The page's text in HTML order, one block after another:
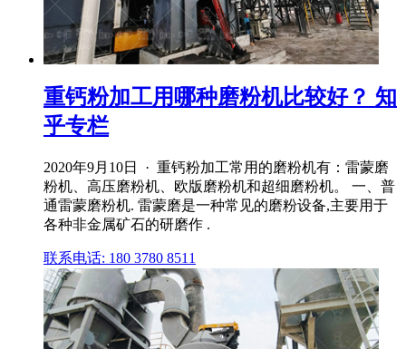
重钙粉加工用哪种磨粉机比较好？ 知
乎专栏
2020年9月10日 · 重钙粉加工常用的磨粉机有：雷蒙磨
粉机、高压磨粉机、欧版磨粉机和超细磨粉机。 一、普
通雷蒙磨粉机. 雷蒙磨是一种常见的磨粉设备,主要用于
各种非金属矿石的研磨作 .
联系电话: 180 3780 8511